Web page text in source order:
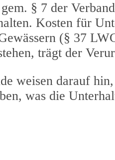
§ 7 der
Kosten für
(§ 37
trägt der
weisen darauf
was die